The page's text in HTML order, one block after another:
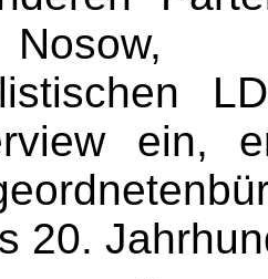
ein,
20.